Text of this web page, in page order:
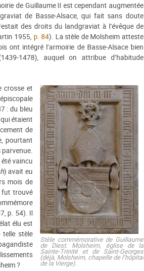
de Guillaume II est cependant augmentée
de Basse-Alsace, qui fait sans doute
des droits du landgraviat à l’évêque de
1955, p. 84). La stèle de Molsheim atteste
ont intégré l’armoirie de Basse-Alsace bien
1478), auquel on attribue d’habitude
Stèle commémorative de Guillaume
de Diest. Molsheim, église de la
Sainte-Trinité et de Saint-Georges
(déjà, Molsheim, chapelle de l’hôpital
de la Vierge).
crosse et
: du bleu
étaient
de
pourtant
vaincu
) avait eu
mois de
fut trouvé
p. 54). Il
élu est
telle stèle
?